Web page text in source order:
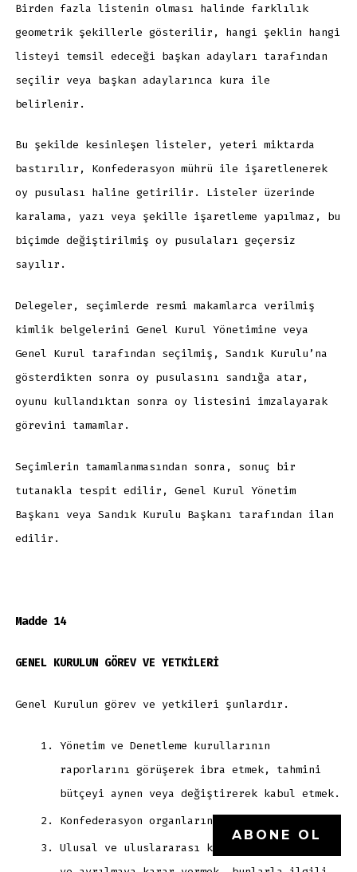
Birden fazla listenin olması halinde farklılık
geometrik şekillerle gösterilir, hangi şeklin hangi
listeyi temsil edeceği başkan adayları tarafından
seçilir veya başkan adaylarınca kura ile
belirlenir.
Bu şekilde kesinleşen listeler, yeteri miktarda
bastırılır, Konfederasyon mührü ile işaretlenerek
oy pusulası haline getirilir. Listeler üzerinde
karalama, yazı veya şekille işaretleme yapılmaz, bu
biçimde değiştirilmiş oy pusulaları geçersiz
sayılır.
Delegeler, seçimlerde resmi makamlarca verilmiş
kimlik belgelerini Genel Kurul Yönetimine veya
Genel Kurul tarafından seçilmiş, Sandık Kurulu’na
gösterdikten sonra oy pusulasını sandığa atar,
oyunu kullandıktan sonra oy listesini imzalayarak
görevini tamamlar.
Seçimlerin tamamlanmasından sonra, sonuç bir
tutanakla tespit edilir, Genel Kurul Yönetim
Başkanı veya Sandık Kurulu Başkanı tarafından ilan
edilir.
Madde 14
GENEL KURULUN GÖREV VE YETKİLERİ
Genel Kurulun görev ve yetkileri şunlardır.
Yönetim ve Denetleme kurullarının
raporlarını görüşerek ibra etmek, tahmini
bütçeyi aynen veya değiştirerek kabul etmek.
Konfederasyon organlarını seçmek.
Ulusal ve uluslararası kuruluşlara katılmaya
ABONE OL